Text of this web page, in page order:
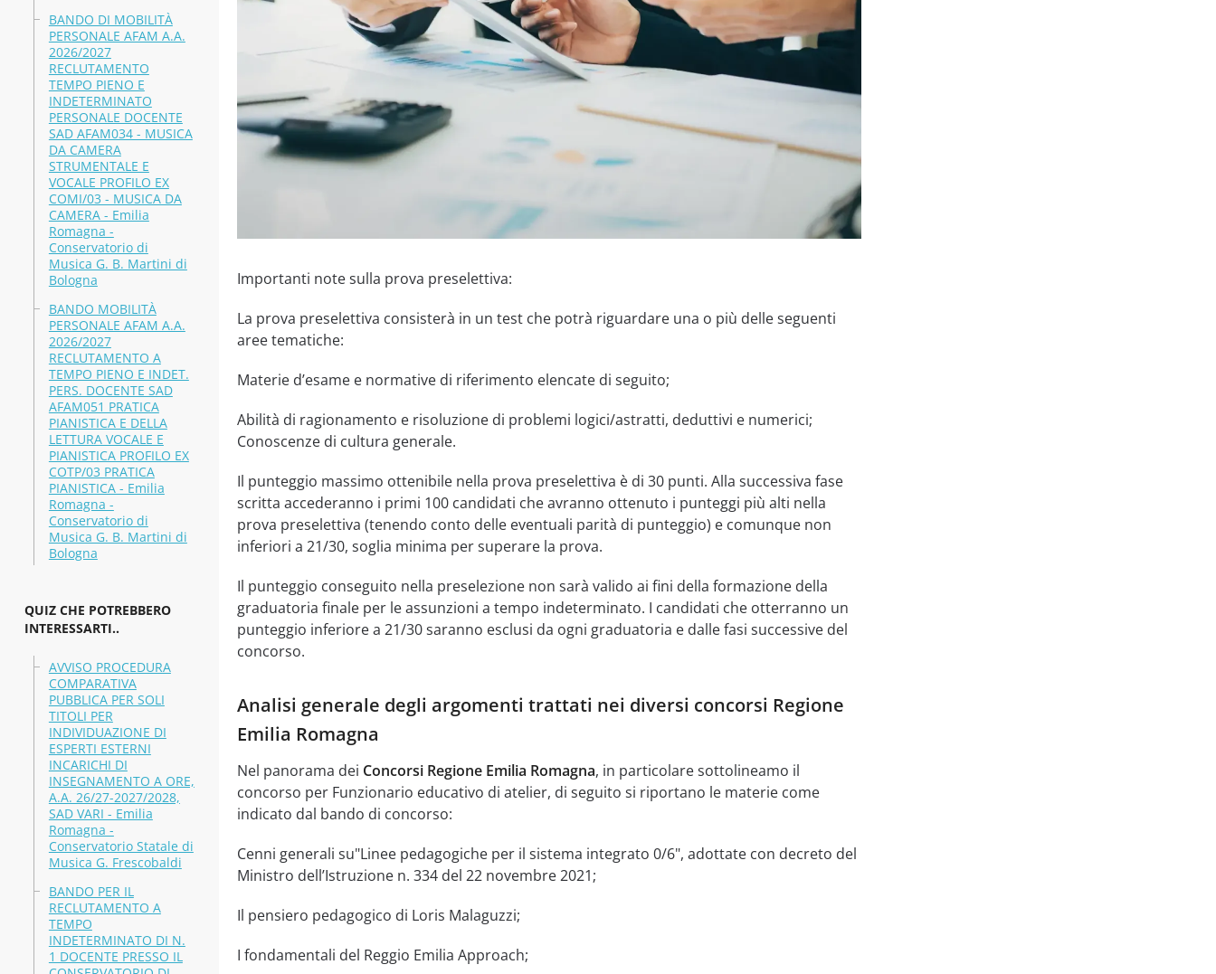
BANDO DI MOBILITÀ
PERSONALE AFAM A.A.
2026/2027
RECLUTAMENTO
TEMPO PIENO E
INDETERMINATO
PERSONALE DOCENTE
SAD AFAM034 - MUSICA
DA CAMERA
STRUMENTALE E
VOCALE PROFILO EX
COMI/03 - MUSICA DA
CAMERA - Emilia
Romagna -
Conservatorio di
Musica G. B. Martini di
Bologna
BANDO MOBILITÀ
PERSONALE AFAM A.A.
2026/2027
RECLUTAMENTO A
TEMPO PIENO E INDET.
PERS. DOCENTE SAD
AFAM051 PRATICA
PIANISTICA E DELLA
LETTURA VOCALE E
PIANISTICA PROFILO EX
COTP/03 PRATICA
PIANISTICA - Emilia
Romagna -
Conservatorio di
Musica G. B. Martini di
Bologna
QUIZ CHE POTREBBERO
INTERESSARTI..
AVVISO PROCEDURA
COMPARATIVA
PUBBLICA PER SOLI
TITOLI PER
INDIVIDUAZIONE DI
ESPERTI ESTERNI
INCARICHI DI
INSEGNAMENTO A ORE,
A.A. 26/27-2027/2028,
SAD VARI - Emilia
Romagna -
Conservatorio Statale di
Musica G. Frescobaldi
BANDO PER IL
RECLUTAMENTO A
TEMPO
INDETERMINATO DI N.
1 DOCENTE PRESSO IL
Importanti note sulla prova preselettiva:
La prova preselettiva consisterà in un test che potrà riguardare una o più delle seguenti
aree tematiche:
Materie d’esame e normative di riferimento elencate di seguito;
Abilità di ragionamento e risoluzione di problemi logici/astratti, deduttivi e numerici;
Conoscenze di cultura generale.
Il punteggio massimo ottenibile nella prova preselettiva è di 30 punti. Alla successiva fase
scritta accederanno i primi 100 candidati che avranno ottenuto i punteggi più alti nella
prova preselettiva (tenendo conto delle eventuali parità di punteggio) e comunque non
inferiori a 21/30, soglia minima per superare la prova.
Il punteggio conseguito nella preselezione non sarà valido ai fini della formazione della
graduatoria finale per le assunzioni a tempo indeterminato. I candidati che otterranno un
punteggio inferiore a 21/30 saranno esclusi da ogni graduatoria e dalle fasi successive del
concorso.
Analisi generale degli argomenti trattati nei diversi concorsi Regione
Emilia Romagna
Nel panorama dei Concorsi Regione Emilia Romagna, in particolare sottolineamo il
concorso per Funzionario educativo di atelier, di seguito si riportano le materie come
indicato dal bando di concorso:
Cenni generali su"Linee pedagogiche per il sistema integrato 0/6", adottate con decreto del
Ministro dell’Istruzione n. 334 del 22 novembre 2021;
Il pensiero pedagogico di Loris Malaguzzi;
I fondamentali del Reggio Emilia Approach;